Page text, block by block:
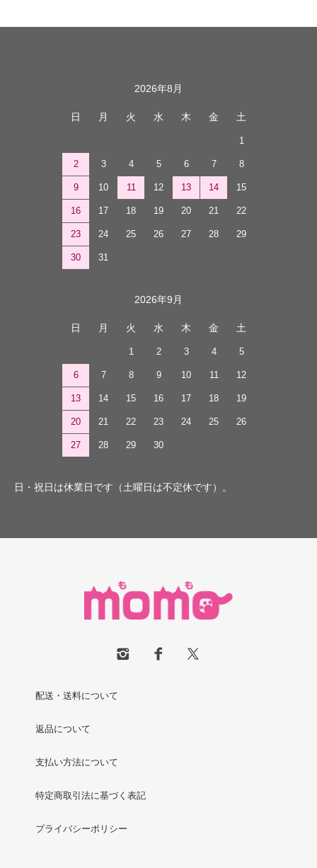
2026年8月
日 月 火 水 木 金 土
1
2 3 4 5 6 7 8
9 10 11 12 13 14 15
16 17 18 19 20 21 22
23 24 25 26 27 28 29
30 31
2026年9月
日 月 火 水 木 金 土
1 2 3 4 5
6 7 8 9 10 11 12
13 14 15 16 17 18 19
20 21 22 23 24 25 26
27 28 29 30
日・祝日は休業日です（土曜日は不定休です）。
配送・送料について
返品について
支払い方法について
特定商取引法に基づく表記
プライバシーポリシー